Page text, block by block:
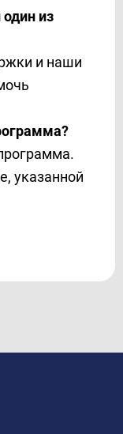
из
и наши
указанной